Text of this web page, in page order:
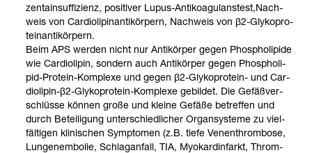
zen­tain­suf­fi­zi­enz, posi­ti­ver Lupus-​Anti­ko­agulans­test,Nach­
weis von Car­dio­li­pinan­ti­kör­pern, Nach­weis von β2-​Gly­ko­pro­
te­in­an­ti­kör­pern.
Beim APS wer­den nicht nur Anti­kör­per gegen Phos­pho­li­pide
wie Car­dio­li­pin, son­dern auch Anti­kör­per gegen Phos­pho­li­
pid-​Pro­tein-​Kom­plexe und gegen β2-​Gly­ko­pro­tein-​ und Car­
dio­li­pin-​β2-​Gly­ko­pro­tein-​Kom­plexe gebil­det. Die Gefäß­ver­
schlüsse kön­nen große und kleine Gefäße betref­fen und
durch Betei­li­gung unter­schied­li­cher Organ­sys­teme zu viel­
fäl­ti­gen kli­ni­schen Sym­pto­men (z.B. tiefe Venen­throm­bose,
Lun­gen­em­bo­lie, Schlag­an­fall, TIA, Myo­kard­in­farkt, Throm­